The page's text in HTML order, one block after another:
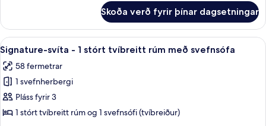
rúm
-
meðalstórt
tvíbreitt
rúm
Skoða verð fyrir þínar dagsetningar
Skoða
allar
myndir
fyrir
Signature-
svíta
Signature-svíta - 1 stórt tvíbreitt
8
Signature-svíta - 1 stórt tvíbreitt rúm með svefnsófa
58 fermetrar
1 svefnherbergi
Pláss fyrir 3
1 stórt tvíbreitt rúm og 1 svefnsófi (tvíbreiður)